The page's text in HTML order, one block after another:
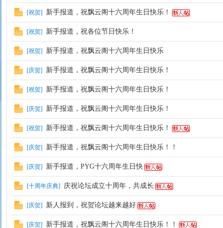
[祝贺] 新手报道，祝飘云阁十六周年生日快乐！
[祝贺] 新手报道，祝各位节日快乐！
[祝贺] 新手报道，祝飘云阁十六周年生日快乐
[庆贺] 新手报道，祝飘云阁十六周年生日快乐！
[祝贺] 新手报道，祝飘云阁十六周年生日快乐！
[庆贺] 新手报道，祝飘云阁十六周年生日快乐！
[祝贺] 新手报道，祝飘云阁十六周年生日快乐！
[庆贺] 新手报道，祝飘云阁十六周年生日快乐！！
[庆贺] 新手报道，PYG十六周年生日快
[十周年庆典] 庆祝论坛成立十周年，共成长
[庆贺] 新人报到，祝贺论坛越来越好
[庆贺] 新手报道，祝飘云阁十六周年生日快乐！！